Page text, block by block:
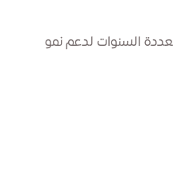
السنوات لدعم نمو